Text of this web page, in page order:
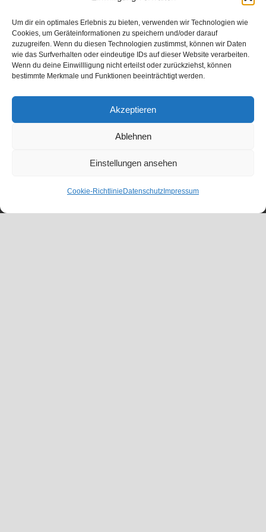
Um dir ein optimales Erlebnis zu bieten, verwenden wir Technologien wie
Cookies, um Geräteinformationen zu speichern und/oder darauf
zuzugreifen. Wenn du diesen Technologien zustimmst, können wir Daten
wie das Surfverhalten oder eindeutige IDs auf dieser Website verarbeiten.
Wenn du deine Einwillligung nicht erteilst oder zurückziehst, können
bestimmte Merkmale und Funktionen beeinträchtigt werden.
Akzeptieren
Ablehnen
Einstellungen ansehen
Cookie-Richtlinie Datenschutz Impressum